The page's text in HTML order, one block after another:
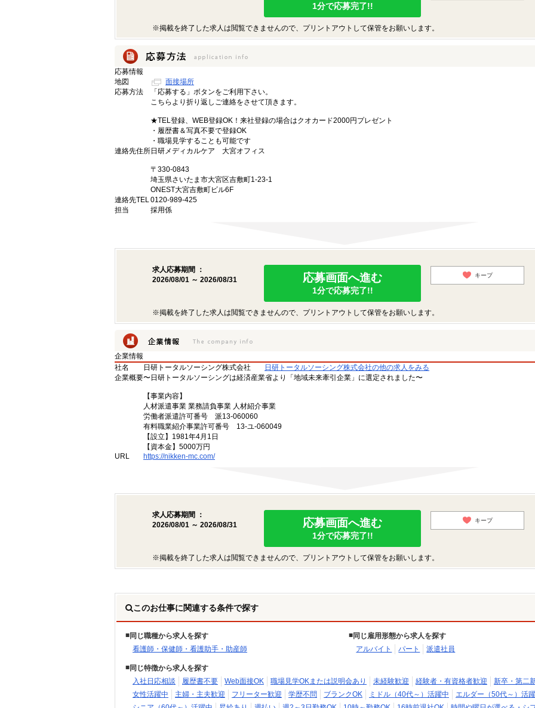
1分で応募完了!!
※掲載を終了した求人は閲覧できませんので、プリントアウトして保管をお願いします。
応募情報
地図
面接場所
応募方法
「応募する」ボタンをご利用下さい。
こちらより折り返しご連絡をさせて頂きます。
★TEL登録、WEB登録OK！来社登録の場合はクオカード2000円プレゼント
・履歴書＆写真不要で登録OK
・職場見学することも可能です
連絡先住所日研メディカルケア 大宮オフィス
〒330-0843
埼玉県さいたま市大宮区吉敷町1-23-1
ONEST大宮吉敷町ビル6F
連絡先TEL0120-989-425
担当
採用係
求人応募期間 ：
2026/08/01 ～ 2026/08/31
応募画面へ進む
1分で応募完了!!
キープ
※掲載を終了した求人は閲覧できませんので、プリントアウトして保管をお願いします。
企業情報
社名
日研トータルソーシング株式会社
日研トータルソーシング株式会社の他の求人をみる
企業概要〜日研トータルソーシングは経済産業省より「地域未来牽引企業」に選定されました〜
【事業内容】
人材派遣事業 業務請負事業 人材紹介事業
労働者派遣許可番号 派13-060060
有料職業紹介事業許可番号 13-ユ-060049
【設立】1981年4月1日
【資本金】5000万円
URL
https://nikken-mc.com/
求人応募期間 ：
2026/08/01 ～ 2026/08/31
応募画面へ進む
1分で応募完了!!
キープ
※掲載を終了した求人は閲覧できませんので、プリントアウトして保管をお願いします。
このお仕事に関連する条件で探す
同じ職種から求人を探す
看護師・保健師・看護助手・助産師
同じ雇用形態から求人を探す
アルバイト
パート 派遣社員
同じ特徴から求人を探す
入社日応相談
履歴書不要 Web面接OK 職場見学OKまたは説明会あり 未経験歓迎 経験者・有資格者歓迎
新卒・第二
女性活躍中
主婦・主夫歓迎 フリーター歓迎 学歴不問 ブランクOK ミドル（40代～）活躍中
エルダー（50代～）活